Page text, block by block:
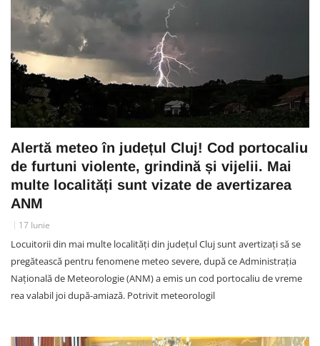
Alertă meteo în județul Cluj! Cod portocaliu
de furtuni violente, grindină și vijelii. Mai
multe localități sunt vizate de avertizarea
ANM
17 Iunie
Locuitorii din mai multe localități din județul Cluj sunt avertizați să se
pregătească pentru fenomene meteo severe, după ce Administrația
Națională de Meteorologie (ANM) a emis un cod portocaliu de vreme
rea valabil joi după-amiază. Potrivit meteorologil